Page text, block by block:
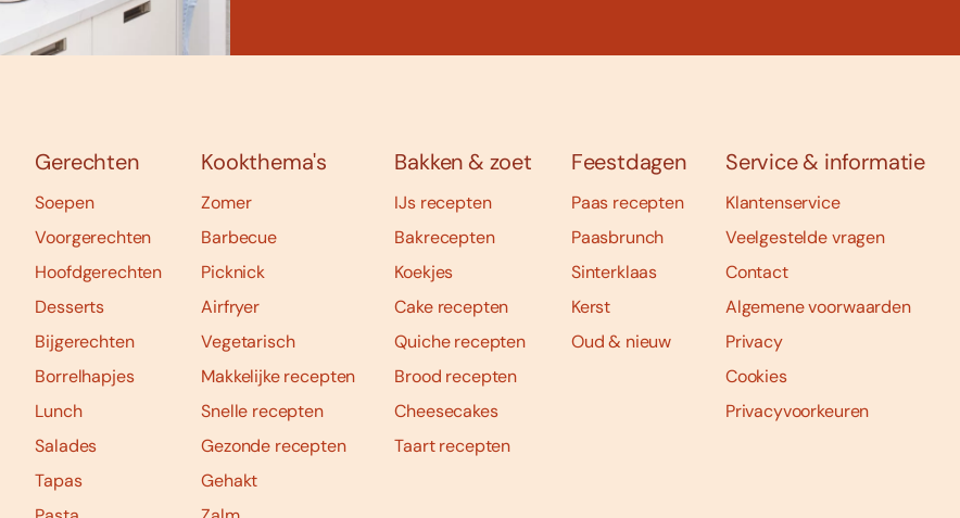
Gerechten
Soepen
Voorgerechten
Hoofdgerechten
Desserts
Bijgerechten
Borrelhapjes
Lunch
Salades
Tapas
Kookthema's
Zomer
Barbecue
Picknick
Airfryer
Vegetarisch
Makkelijke recepten
Snelle recepten
Gezonde recepten
Gehakt
Bakken & zoet
IJs recepten
Bakrecepten
Koekjes
Cake recepten
Quiche recepten
Brood recepten
Cheesecakes
Taart recepten
Feestdagen
Paas recepten
Paasbrunch
Sinterklaas
Kerst
Oud & nieuw
Service & informatie
Klantenservice
Veelgestelde vragen
Contact
Algemene voorwaarden
Privacy
Cookies
Privacyvoorkeuren